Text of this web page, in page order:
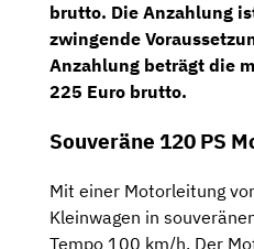
brutto. Die Anzahlung
zwingende
Anzahlung beträgt die
225 Euro brutto.
Souveräne 120 PS
Mit einer Motorleitung
Kleinwagen in
Tempo 100 km/h. Der